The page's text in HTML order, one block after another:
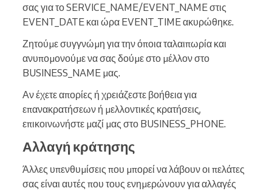
σας για το SERVICE_NAME/EVENT_NAME στις
EVENT_DATE και ώρα EVENT_TIME ακυρώθηκε.
Ζητούμε συγγνώμη για την όποια ταλαιπωρία και
ανυπομονούμε να σας δούμε στο μέλλον στο
BUSINESS_NAME μας.
Αν έχετε απορίες ή χρειάζεστε βοήθεια για
επανακρατήσεων ή μελλοντικές κρατήσεις,
επικοινωνήστε μαζί μας στο BUSINESS_PHONE.
Αλλαγή κράτησης
Άλλες υπενθυμίσεις που μπορεί να λάβουν οι πελάτες
σας είναι αυτές που τους ενημερώνουν για αλλαγές